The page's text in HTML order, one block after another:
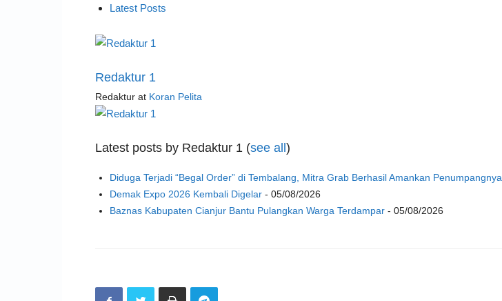
Latest Posts
Redaktur 1
Redaktur at Koran Pelita
Latest posts by Redaktur 1 (see all )
Diduga Terjadi “Begal Order” di Tembalang, Mitra Grab Berhasil Amankan Penumpangnya
Demak Expo 2026 Kembali Digelar - 05/08/2026
Baznas Kabupaten Cianjur Bantu Pulangkan Warga Terdampar - 05/08/2026